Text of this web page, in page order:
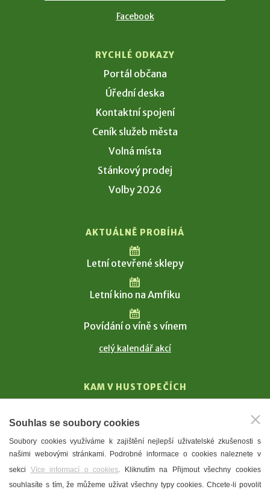
Facebook
RYCHLÉ ODKAZY
Portál občana
Úřední deska
Kontaktní spojení
Ceník služeb města
Volná místa
Stánkový prodej
Volby 2026
AKTUÁLNĚ PROBÍHÁ
Letní otevřené sklepy
Letní kino na Amfiku
Povídání o víně s vínem
celý kalendář akcí
KAM V HUSTOPEČÍCH
T. G. Masaryk
Mandloně
Ubytování
Restaurace
Souhlas se soubory cookies
Soubory cookies využíváme k zajištění nejlepší uživatelské zkušenosti s
našimi webovými stránkami. Podrobné informace o cookies naleznete v
sekci Více informací o cookies. Kliknutím na Přijmout všechny cookies
souhlasíte s tím, že můžeme užívat všechny typy cookies. Chcete-li povolit